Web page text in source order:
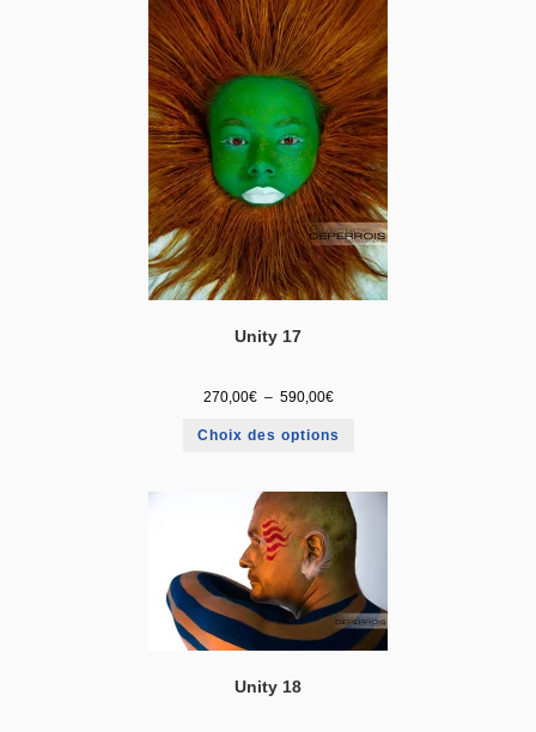
Unity 17
270,00€ – 590,00€
Choix des options
Unity 18